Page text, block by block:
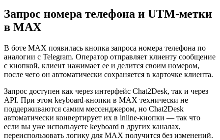
Запрос номера телефона и UTM-метки
в MAX
В боте MAX появилась кнопка запроса номера телефона по
аналогии с Telegram. Оператор отправляет клиенту сообщение
с кнопкой, клиент нажимает ее и делится своим номером,
после чего он автоматически сохраняется в карточке клиента.
Запрос доступен как через интерфейс Chat2Desk, так и через
API. При этом keyboard-кнопки в MAX технически не
поддерживаются самим мессенджером, но Chat2Desk
автоматически конвертирует их в inline-кнопки — так что
если вы уже используете keyboard в других каналах,
переиспользовать логику для MAX получится без изменений.